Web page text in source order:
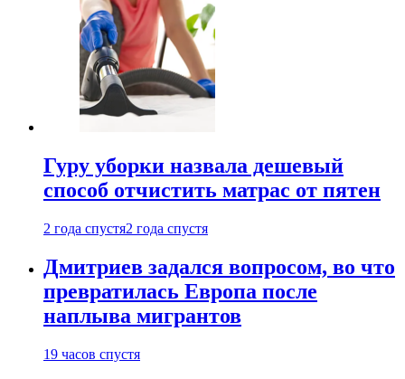
Гуру уборки назвала дешевый
способ отчистить матрас от пятен
2 года спустя2 года спустя
Дмитриев задался вопросом, во что
превратилась Европа после
наплыва мигрантов
19 часов спустя